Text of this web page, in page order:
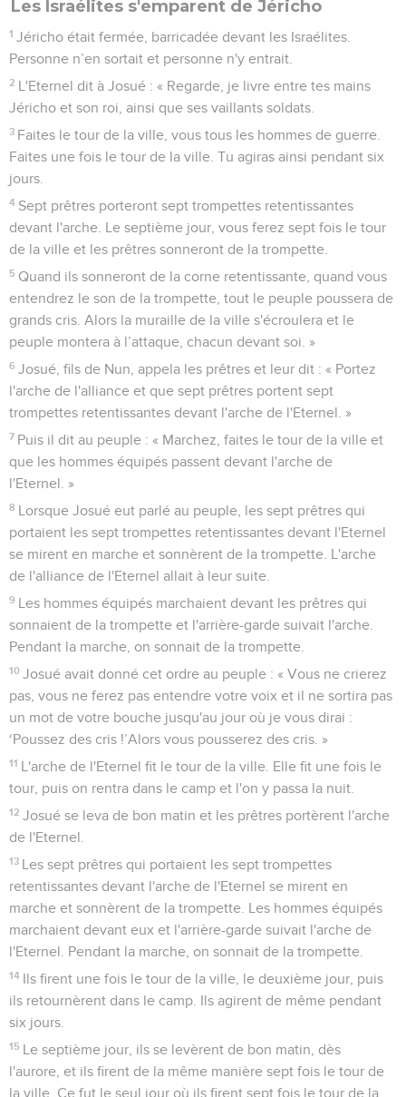
Les Israélites s'emparent de Jéricho
1 Jéricho était fermée, barricadée devant les Israélites.
Personne n’en sortait et personne n'y entrait.
2 L'Eternel dit à Josué : « Regarde, je livre entre tes mains
Jéricho et son roi, ainsi que ses vaillants soldats.
3 Faites le tour de la ville, vous tous les hommes de guerre.
Faites une fois le tour de la ville. Tu agiras ainsi pendant six
jours.
4 Sept prêtres porteront sept trompettes retentissantes
devant l'arche. Le septième jour, vous ferez sept fois le tour
de la ville et les prêtres sonneront de la trompette.
5 Quand ils sonneront de la corne retentissante, quand vous
entendrez le son de la trompette, tout le peuple poussera de
grands cris. Alors la muraille de la ville s'écroulera et le
peuple montera à l’attaque, chacun devant soi. »
6 Josué, fils de Nun, appela les prêtres et leur dit : « Portez
l'arche de l'alliance et que sept prêtres portent sept
trompettes retentissantes devant l'arche de l'Eternel. »
7 Puis il dit au peuple : « Marchez, faites le tour de la ville et
que les hommes équipés passent devant l'arche de
l'Eternel. »
8 Lorsque Josué eut parlé au peuple, les sept prêtres qui
portaient les sept trompettes retentissantes devant l'Eternel
se mirent en marche et sonnèrent de la trompette. L'arche
de l'alliance de l'Eternel allait à leur suite.
9 Les hommes équipés marchaient devant les prêtres qui
sonnaient de la trompette et l'arrière-garde suivait l'arche.
Pendant la marche, on sonnait de la trompette.
10 Josué avait donné cet ordre au peuple : « Vous ne crierez
pas, vous ne ferez pas entendre votre voix et il ne sortira pas
un mot de votre bouche jusqu'au jour où je vous dirai :
‘Poussez des cris !’Alors vous pousserez des cris. »
11 L'arche de l'Eternel fit le tour de la ville. Elle fit une fois le
tour, puis on rentra dans le camp et l'on y passa la nuit.
12 Josué se leva de bon matin et les prêtres portèrent l'arche
de l'Eternel.
13 Les sept prêtres qui portaient les sept trompettes
retentissantes devant l'arche de l'Eternel se mirent en
marche et sonnèrent de la trompette. Les hommes équipés
marchaient devant eux et l'arrière-garde suivait l'arche de
l'Eternel. Pendant la marche, on sonnait de la trompette.
14 Ils firent une fois le tour de la ville, le deuxième jour, puis
ils retournèrent dans le camp. Ils agirent de même pendant
six jours.
15 Le septième jour, ils se levèrent de bon matin, dès
l'aurore, et ils firent de la même manière sept fois le tour de
la ville. Ce fut le seul jour où ils firent sept fois le tour de la